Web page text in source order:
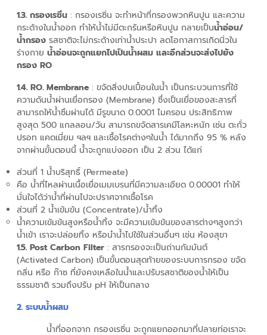
1.3. กรองเรซิ่น : กรองเรซิ่น จะทำหน้าที่กรองพวกหินปูน และความ
กระด้างในน้ำออก ทำให้น้ำไม่มีตะกรันหรือหินปูน กลายเป็นน้ำอ่อน/
น้ำกรอง รสชาติจะไม่กระด้างเท่าน้ำประปา ลดโอกาสการเกิดนิ่วใน
ร่างกาย น้ำอ่อนจะถูกแยกไปเป็นน้ำผสม และอีกส่วนจะส่งไปยัง
กรอง RO
1.4. RO. Membrane : ขจัดสิ่งปนเปื้อนในน้ำ เป็นกระบวนการที่ใช้
ความดันน้ำผ่านเยื่อกรอง (Membrane) ซึ่งเป็นเยื่อของสะสารที่
สามารถให้น้ำซึมผ่านได้ มีรูขนาด 0.0001 ไมครอน ประสิทธิภาพ
สูงสุด 500 แกลลอน/วัน สามารถขจัดสารเคมีโลหะหนัก เช่น ตะกั่ว
ปรอท แคดเมี่ยม ฯลฯ และเชื้อโรคต่างๆในน้ำ ได้มากถึง 95 % หลัง
จากผ่านขั้นตอนนี้ น้ำจะถูกแบ่งออก เป็น 2 ส่วน ได้แก่
ส่วนที่ 1 น้ำบริสุทธิ์ (Permeate)
คือ น้ำที่ไหลผ่านเนื้อเยื่อเมมเบรนที่มีความละเอียด 0.00001 ทำให้
มั่นใจได้ว่าน้ำที่ผ่านไปจะปราศจากเชื้อโรค
ส่วนที่ 2 น้ำเข้มข้น (Concentrate)/น้ำทิ้ง
น้ำความเข้มข้นสูงหรือน้ำทิ้ง จะมีความเข้มข้นของสารต่างๆสูงกว่า
น้ำเข้า เราจะปล่อยทิ้ง หรือนำน้ำไปใช้ในส่วนอื่นๆ เช่น ห้องสุขา
1.5. Post Carbon Filter : สารกรองจะเป็นถ่านกัมมันต์
(Activated Carbon) เป็นขั้นตอนสุดท้ายของระบบการกรอง ขจัด
กลิ่น หรือ ก๊าซ ที่ยังคงเหลือในน้ำและปรับรสชาติของน้ำให้เป็น
ธรรมชาติ รวมถึงปรับ pH ให้เป็นกลาง
2. ระบบน้ำผสม
น้ำที่ออกจาก กรองเรซิ่น จะถูกแยกออกมาที่ปลายท่อเราจะ